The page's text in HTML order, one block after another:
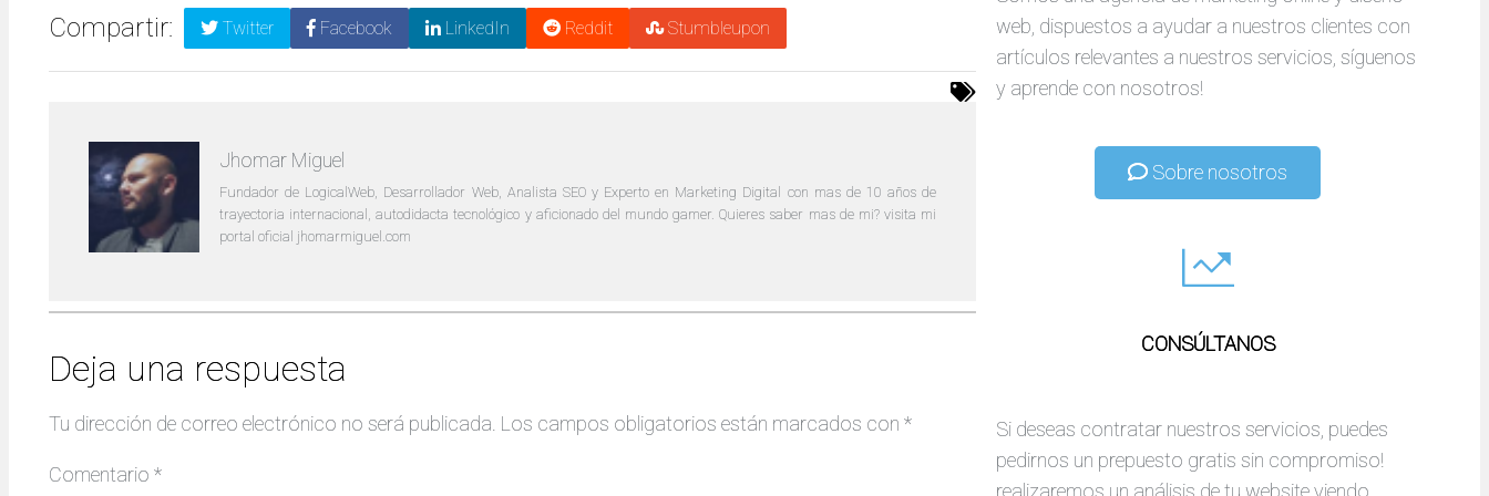
Compartir: Twitter Facebook LinkedIn Reddit Stumbleupon
Jhomar Miguel
Fundador de LogicalWeb, Desarrollador Web, Analista SEO y Experto en Marketing Digital con mas de 10 años de
trayectoria internacional, autodidacta tecnológico y aficionado del mundo gamer. Quieres saber mas de mi? visita mi
portal oficial jhomarmiguel.com
Deja una respuesta
Tu dirección de correo electrónico no será publicada. Los campos obligatorios están marcados con *
Comentario *
web, dispuestos a ayudar a nuestros clientes con
artículos relevantes a nuestros servicios, síguenos
y aprende con nosotros!
Sobre nosotros
CONSÚLTANOS
Si deseas contratar nuestros servicios, puedes
pedirnos un prepuesto gratis sin compromiso!
realizaremos un análisis de tu website viendo